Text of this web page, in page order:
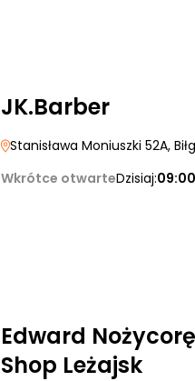
JK.Barber
Stanisława Moniuszki 52A,
Wkrótce otwarteDzisiaj:
Edward
Shop Leżajsk